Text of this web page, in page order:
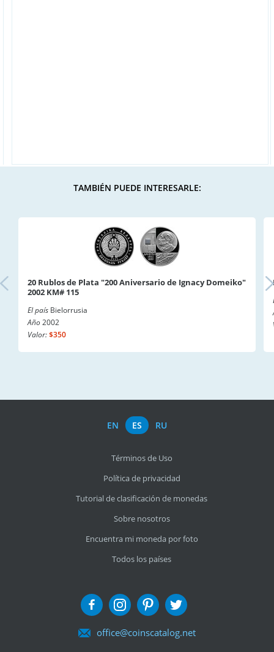
TAMBIÉN PUEDE INTERESARLE:
20 Rublos de Plata "200 Aniversario de Ignacy Domeiko"
2002 KM# 115
El país Bielorrusia
Año2002
Valor:$350
EN ES RU
Términos de Uso
Política de privacidad
Tutorial de clasificación de monedas
Sobre nosotros
Encuentra mi moneda por foto
Todos los países
office@coinscatalog.net